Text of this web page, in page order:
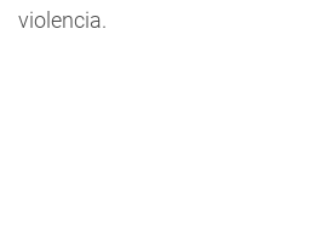
violencia.